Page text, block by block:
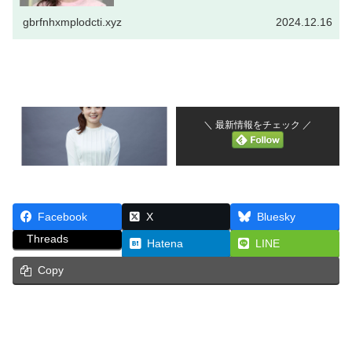
gbrfnhxmplodcti.xyz 2024.12.16
＼ 最新情報をチェック ／
Facebook X
Bluesky
Threads
Hatena LINE
Copy